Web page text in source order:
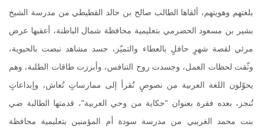
بلغتهم وهويتهم، ألقاها الطالب صالح بن خالد القطيطي من مدرسة الشيخ
بشير بن مسعود الحضرمي بتعليمية محافظة شمال الباطنة، أعقبها عرض
مرئي لقصة شهرٍ حافلٍ بالعطاء والتميّز، جسد مشاهد نبضت بالحيوية،
وثّقت لحظات العمل، وجسدت روح التنافس، وأبرزت طاقات الطلبة، وهم
يحوّلون اللغة العربية من نصوصٍ تُقرأ إلى ممارساتٍ تُعاش، وإبداعاتٍ
تُنجز، بعده فقرة بعنوان "حكاية من وحي العربية"، قدمتها الطالبة ضي
بنت محمد الغريبي من مدرسة سودة أم المؤمنين بتعليمية محافظة